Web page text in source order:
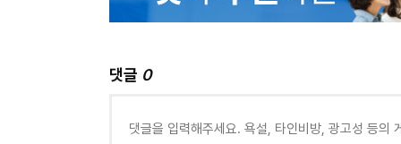
댓글 0